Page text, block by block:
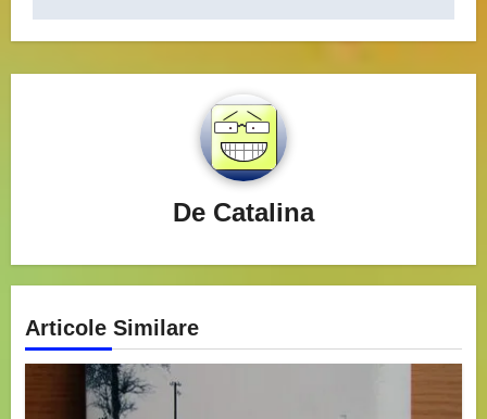
De Catalina
Articole Similare